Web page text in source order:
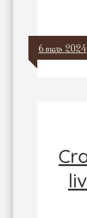
6 mars 2024